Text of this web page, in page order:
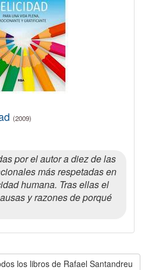
(2009)
por el autor a diez de las
más respetadas en
humana. Tras ellas el
y razones de porqué
los libros de Rafael Santandreu